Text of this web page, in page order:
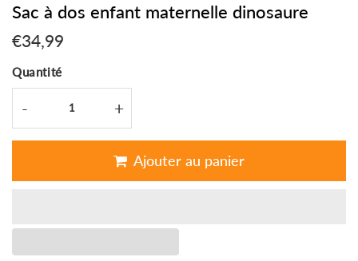
Sac à dos enfant maternelle dinosaure
€34,99
price
Quantité
- +
Ajouter au panier